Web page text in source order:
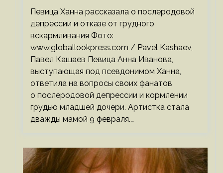
родов
Певица Ханна рассказала о послеродовой
депрессии и отказе от грудного
вскармливания Фото:
www.globallookpress.com / Pavel Kashaev,
Павел Кашаев Певица Анна Иванова,
выступающая под псевдонимом Ханна,
ответила на вопросы своих фанатов
о послеродовой депрессии и кормлении
грудью младшей дочери. Артистка стала
дважды мамой 9 февраля.…